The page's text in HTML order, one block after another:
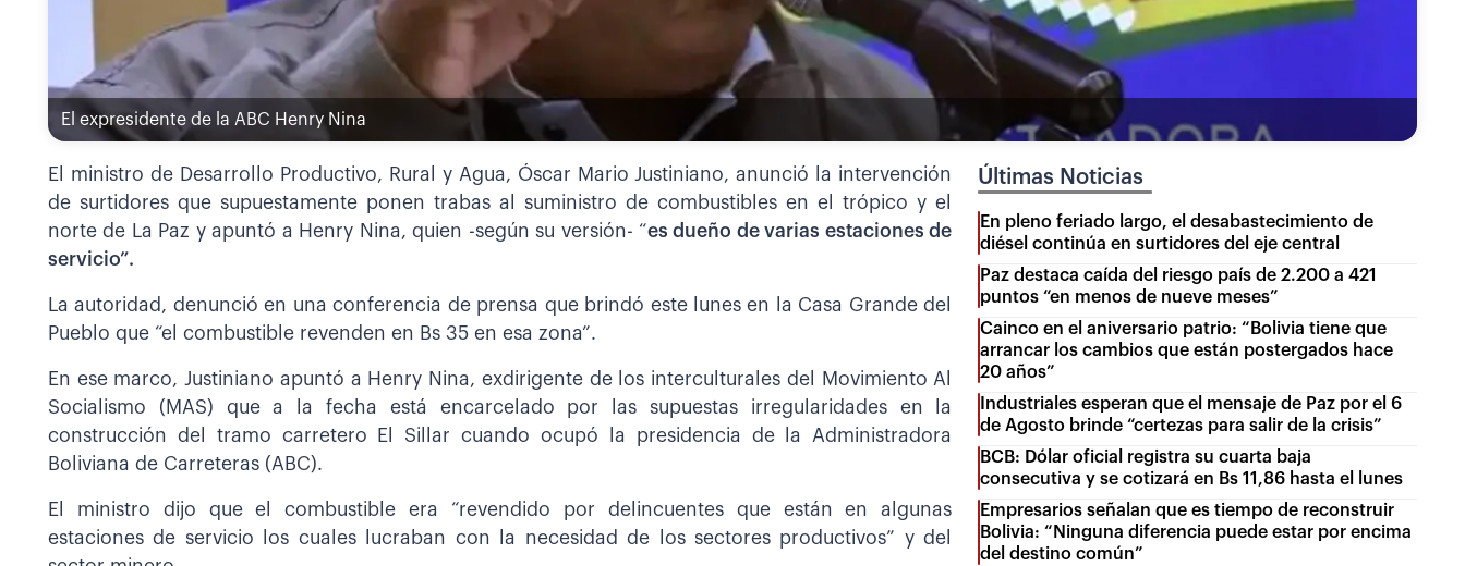
El expresidente de la ABC Henry Nina
El ministro de Desarrollo Productivo, Rural y Agua, Óscar Mario Justiniano, anunció la intervención
de surtidores que supuestamente ponen trabas al suministro de combustibles en el trópico y el
norte de La Paz y apuntó a Henry Nina, quien -según su versión- “es dueño de varias estaciones de
servicio”.
La autoridad, denunció en una conferencia de prensa que brindó este lunes en la Casa Grande del
Pueblo que “el combustible revenden en Bs 35 en esa zona”.
En ese marco, Justiniano apuntó a Henry Nina, exdirigente de los interculturales del Movimiento Al
Socialismo (MAS) que a la fecha está encarcelado por las supuestas irregularidades en la
construcción del tramo carretero El Sillar cuando ocupó la presidencia de la Administradora
Boliviana de Carreteras (ABC).
El ministro dijo que el combustible era “revendido por delincuentes que están en algunas
estaciones de servicio los cuales lucraban con la necesidad de los sectores productivos” y del
Últimas Noticias
En pleno feriado largo, el desabastecimiento de
diésel continúa en surtidores del eje central
Paz destaca caída del riesgo país de 2.200 a 421
puntos “en menos de nueve meses”
Cainco en el aniversario patrio: “Bolivia tiene que
arrancar los cambios que están postergados hace
20 años”
Industriales esperan que el mensaje de Paz por el 6
de Agosto brinde “certezas para salir de la crisis”
BCB: Dólar oficial registra su cuarta baja
consecutiva y se cotizará en Bs 11,86 hasta el lunes
Empresarios señalan que es tiempo de reconstruir
Bolivia: “Ninguna diferencia puede estar por encima
del destino común”